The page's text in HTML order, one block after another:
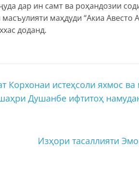
дар ин самт ва роҳандозии
маҳдуди “Акиа Авесто
доданд.
Корхонаи истеҳсоли яхмос
Душанбе ифтитоҳ
Изҳори тасаллияти